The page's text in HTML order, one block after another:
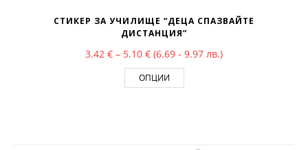
СТИКЕР ЗА УЧИЛИЩЕ “ДЕЦА СПАЗВАЙТЕ
ДИСТАНЦИЯ”
3.42 € – 5.10 €Price range: 3.42 € through 5.10 €
(6.69 - 9.97 лв.)
ОПЦИИ